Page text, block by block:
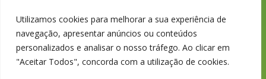
Utilizamos cookies para melhorar a sua experiência de
navegação, apresentar anúncios ou conteúdos
personalizados e analisar o nosso tráfego. Ao clicar em
"Aceitar Todos", concorda com a utilização de cookies.
Todas as Lojas e Contactos
de “cookies” e Privacidade
de Gestão de Reclamações
de Proteção de Dados Pessoais